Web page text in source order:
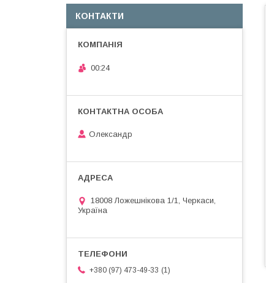
КОНТАКТИ
00:24
Олександр
18008 Ложешнікова 1/1, Черкаси,
Україна
+380 (97) 473-49-33 1